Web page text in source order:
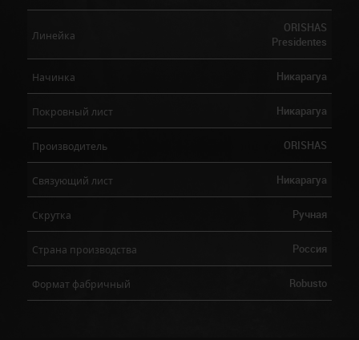
Линейка
ORISHAS
Presidentes
Начинка Никарагуа
Покровный лист Никарагуа
Производитель ORISHAS
Связующий лист Никарагуа
Скрутка Ручная
Страна производства Россия
Формат фабричный Robusto